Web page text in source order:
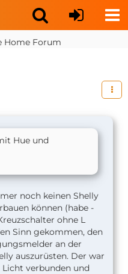
Home Forum
Hue und
noch keinen Shelly
können (habe -
ohne L
Sinn gekommen, den
an der
auszurüsten. Der war
verbunden und